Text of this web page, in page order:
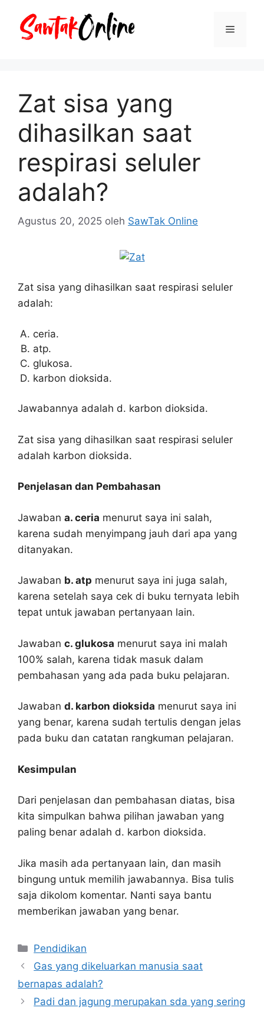
Menu
Zat sisa yang
dihasilkan saat
respirasi seluler
adalah?
Agustus 20, 2025 oleh SawTak Online
Zat sisa yang dihasilkan saat respirasi seluler
adalah:
ceria.
atp.
glukosa.
karbon dioksida.
Jawabannya adalah d. karbon dioksida.
Zat sisa yang dihasilkan saat respirasi seluler
adalah karbon dioksida.
Penjelasan dan Pembahasan
Jawaban a. ceria menurut saya ini salah,
karena sudah menyimpang jauh dari apa yang
ditanyakan.
Jawaban b. atp menurut saya ini juga salah,
karena setelah saya cek di buku ternyata lebih
tepat untuk jawaban pertanyaan lain.
Jawaban c. glukosa menurut saya ini malah
100% salah, karena tidak masuk dalam
pembahasan yang ada pada buku pelajaran.
Jawaban d. karbon dioksida menurut saya ini
yang benar, karena sudah tertulis dengan jelas
pada buku dan catatan rangkuman pelajaran.
Kesimpulan
Dari penjelasan dan pembahasan diatas, bisa
kita simpulkan bahwa pilihan jawaban yang
paling benar adalah d. karbon dioksida.
Jika masih ada pertanyaan lain, dan masih
bingung untuk memilih jawabannya. Bisa tulis
saja dikolom komentar. Nanti saya bantu
memberikan jawaban yang benar.
Kategori
Pendidikan
Gas yang dikeluarkan manusia saat
bernapas adalah?
Padi dan jagung merupakan sda yang sering